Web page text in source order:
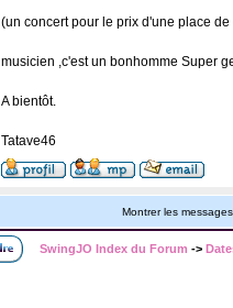
(un concert pour le prix d'une place
musicien ,c'est un bonhomme Super
A bientôt.
Tatave46
Montrer les
SwingJO Index du Forum ->